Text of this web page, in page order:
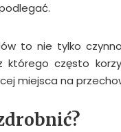
to nie tylko
często
miejsca na